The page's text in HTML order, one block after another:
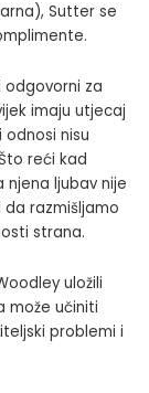
Sutter se
odgovorni za
imaju utjecaj
nisu
reći kad
njena ljubav nije
razmišljamo
strana.
uložili
može učiniti
problemi i